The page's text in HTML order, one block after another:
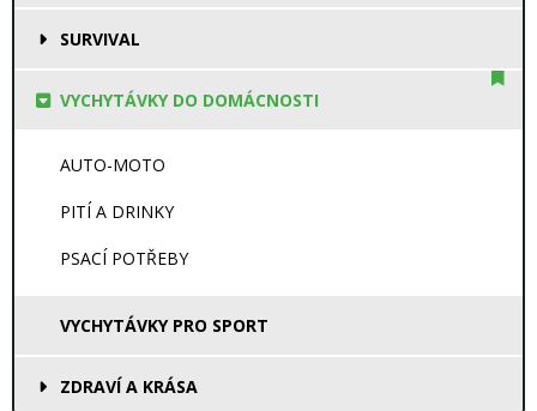
SURVIVAL
VYCHYTÁVKY DO DOMÁCNOSTI
AUTO-MOTO
PITÍ A DRINKY
PSACÍ POTŘEBY
VYCHYTÁVKY PRO SPORT
ZDRAVÍ A KRÁSA